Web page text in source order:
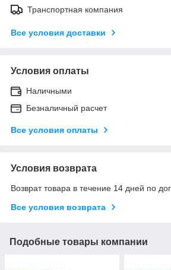
Транспортная компания
Все условия доставки
Условия оплаты
Наличными
Безналичный расчет
Все условия оплаты
Условия возврата
Возврат товара в течение 14 дней по
Все условия возврата
Подобные товары компании